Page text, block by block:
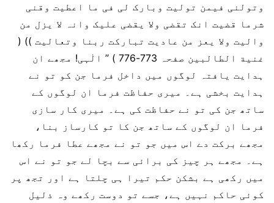
وتولنی فیمن تولیت وبارک لی فی ما اعطیت وقنی
شرما قضیت انک تقضی ولا یقضی علیک وانہ لا یزل من
والیت ولا یعز من عادیت تبارکت ربنا وتعالیت )) (
غنیة الطالبین صفحہ 773-776 ) ’’ الٰہی! مجھے ان
ہدایت یافتہ لوگوں میں داخل فرما جن کو تو نے
ہدایت بخشی ہے۔ میری حفاظت فرما ان لوگوں کے
ساتھ جن کی تو نے حفاظت کی ہے۔ میری کار سازی
فرما ان لوگوں کے ساتھ جن کا تو کارساز بنا،
مجھے برکت دے اس میں جو تو نے مجھے عطا فرما رکھا
ہے۔ مجھے ہر چیز کی برائی سے بچا لے جو تو نے اس
میں رکھی ہے بشکن حکم تیرا ہی چلتا ہے اور تجھ پر
کوئی حاکم نہیں ہے، جسے تو دوست رکھے وہ ذلیل